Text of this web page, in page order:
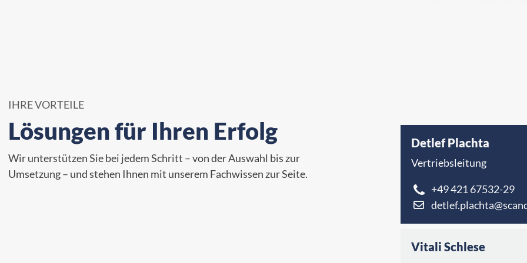
IHRE VORTEILE
Lösungen für Ihren Erfolg
Wir unterstützen Sie bei jedem Schritt – von der Auswahl bis zur
Umsetzung – und stehen Ihnen mit unserem Fachwissen zur Seite.
Detlef Plachta
Vertriebsleitung
+49 421 67532-29
Vitali Schlese